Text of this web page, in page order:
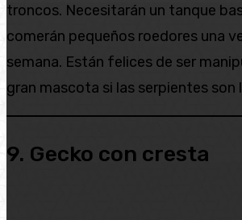
troncos. Necesitarán un tanque
comerán pequeños roedores una
semana. Están felices de ser
gran mascota si las serpientes son
9. Gecko con cresta